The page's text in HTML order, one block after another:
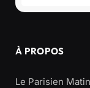
À PROPOS
Le Parisien